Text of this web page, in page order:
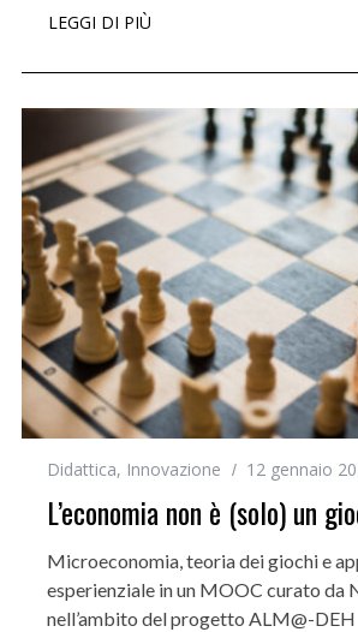
LEGGI DI PIÙ
Didattica, Innovazione 12 gennaio
L’economia non è (solo) un
Microeconomia, teoria dei giochi e
esperienziale in un MOOC curato da
nell’ambito del progetto ALM@-DEH